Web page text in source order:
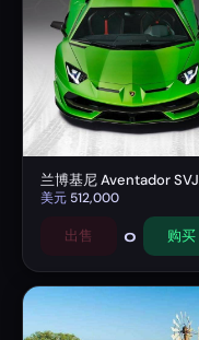
兰博基尼 Aventador SVJ
美元 512,000
出售 0 购买